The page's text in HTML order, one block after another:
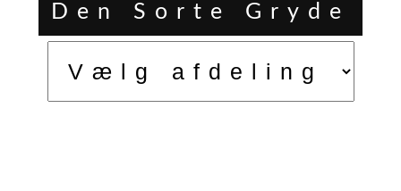
Den Sorte Gryde